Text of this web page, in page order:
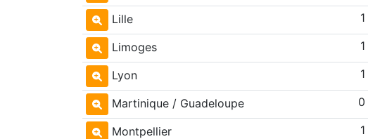
Lille 1
Limoges 1
Lyon 1
Martinique / Guadeloupe 0
Montpellier 1